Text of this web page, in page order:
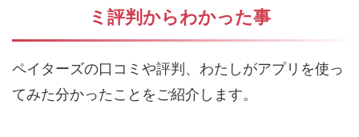
ミ評判からわかった事
ペイターズの口コミや評判、わたしがアプリを使っ
てみた分かったことをご紹介します。